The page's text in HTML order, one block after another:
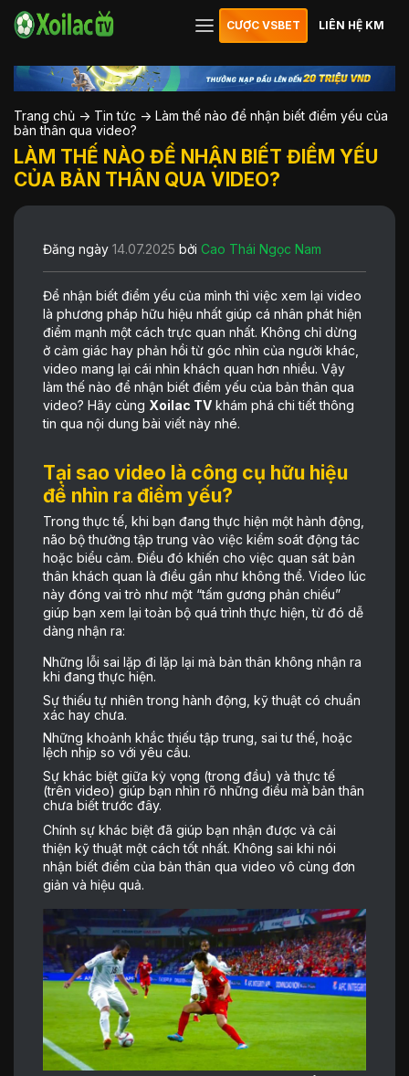
CƯỢC VSBET LIÊN HỆ KM
Trang chủ -> Tin tức -> Làm thế nào để nhận biết điểm yếu của
bản thân qua video?
LÀM THẾ NÀO ĐỂ NHẬN BIẾT ĐIỂM YẾU
CỦA BẢN THÂN QUA VIDEO?
Đăng ngày 14.07.2025 bởi Cao Thái Ngọc Nam
Để nhận biết điểm yếu của mình thì việc xem lại video
là phương pháp hữu hiệu nhất giúp cá nhân phát hiện
điểm mạnh một cách trực quan nhất. Không chỉ dừng
ở cảm giác hay phản hồi từ góc nhìn của người khác,
video mang lại cái nhìn khách quan hơn nhiều. Vậy
làm thế nào để nhận biết điểm yếu của bản thân qua
video? Hãy cùng Xoilac TV khám phá chi tiết thông
tin qua nội dung bài viết này nhé.
Tại sao video là công cụ hữu hiệu
để nhìn ra điểm yếu?
Trong thực tế, khi bạn đang thực hiện một hành động,
não bộ thường tập trung vào việc kiểm soát động tác
hoặc biểu cảm. Điều đó khiến cho việc quan sát bản
thân khách quan là điều gần như không thể. Video lúc
này đóng vai trò như một “tấm gương phản chiếu”
giúp bạn xem lại toàn bộ quá trình thực hiện, từ đó dễ
dàng nhận ra:
Những lỗi sai lặp đi lặp lại mà bản thân không nhận ra
khi đang thực hiện.
Sự thiếu tự nhiên trong hành động, kỹ thuật có chuẩn
xác hay chưa.
Những khoảnh khắc thiếu tập trung, sai tư thế, hoặc
lệch nhịp so với yêu cầu.
Sự khác biệt giữa kỳ vọng (trong đầu) và thực tế
(trên video) giúp bạn nhìn rõ những điều mà bản thân
chưa biết trước đây.
Chính sự khác biệt đã giúp bạn nhận được và cải
thiện kỹ thuật một cách tốt nhất. Không sai khi nói
nhận biết điểm của bản thân qua video vô cùng đơn
giản và hiệu quả.